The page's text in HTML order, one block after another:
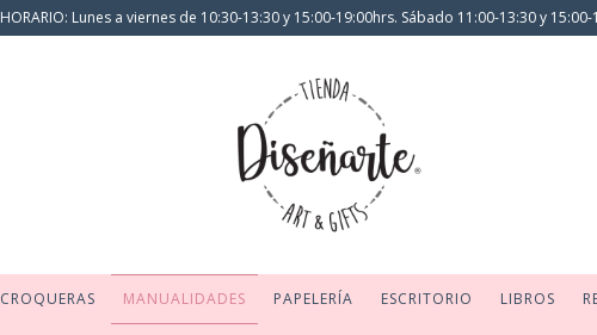
HORARIO: Lunes a viernes de 10:30-13:30 y 15:00-19:00hrs. Sábado 11:00-13:30 y
CROQUERAS MANUALIDADES PAPELERÍA ESCRITORIO LIBROS